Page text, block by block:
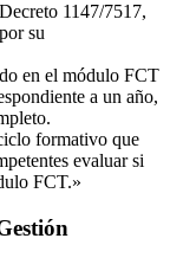
1147/7517,
su
en el módulo FCT
a un año,
formativo que
evaluar si
FCT.»